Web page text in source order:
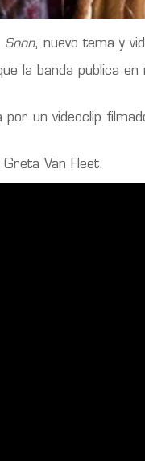
Soon, nuevo tema y
la banda publica
por un videoclip
Van Fleet.